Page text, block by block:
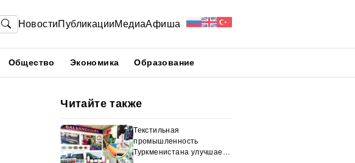
НовостиПубликацииМедиаАфиша
Общество Экономика Образование
Читайте также
Текстильная
промышленность
Туркменистана улучшает